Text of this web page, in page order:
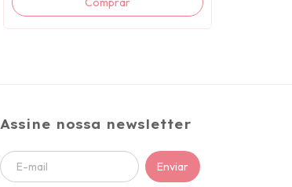
Assine nossa newsletter